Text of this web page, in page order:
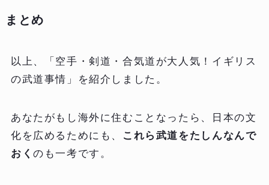
まとめ
以上、「空手・剣道・合気道が大人気！イギリス
の武道事情」を紹介しました。
あなたがもし海外に住むことなったら、日本の文
化を広めるためにも、
これら武道をたしんなんで
おくのも一考です。